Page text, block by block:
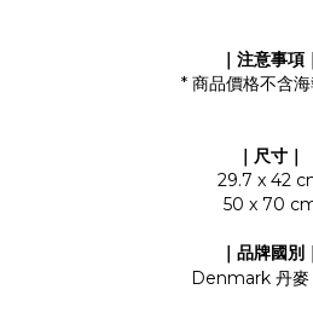
｜注意事項｜
* 商品價格不含海
｜ 尺寸 ｜
29.7 x 42
50 x 70
｜ 品牌國別 ｜
Denmark 丹麥